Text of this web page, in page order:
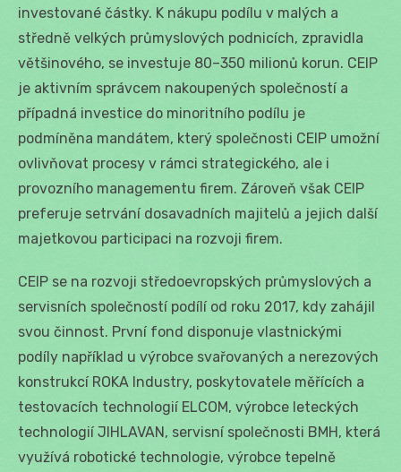
investované částky. K nákupu podílu v malých a
středně velkých průmyslových podnicích, zpravidla
většinového, se investuje 80–350 milionů korun. CEIP
je aktivním správcem nakoupených společností a
případná investice do minoritního podílu je
podmíněna mandátem, který společnosti CEIP umožní
ovlivňovat procesy v rámci strategického, ale i
provozního managementu firem. Zároveň však CEIP
preferuje setrvání dosavadních majitelů a jejich další
majetkovou participaci na rozvoji firem.
CEIP se na rozvoji středoevropských průmyslových a
servisních společností podílí od roku 2017, kdy zahájil
svou činnost. První fond disponuje vlastnickými
podíly například u výrobce svařovaných a nerezových
konstrukcí ROKA Industry, poskytovatele měřících a
testovacích technologií ELCOM, výrobce leteckých
technologií JIHLAVAN, servisní společnosti BMH, která
využívá robotické technologie, výrobce tepelně